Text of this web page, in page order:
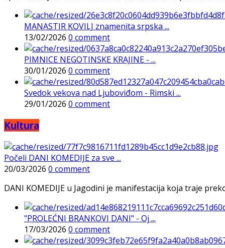
MANASTIR KOVILJ znamenita srpska ...
13/02/2026 0 comment
PIMNICE NEGOTINSKE KRAJINE - ...
30/01/2026 0 comment
Svedok vekova nad Ljuboviđom - Rimski ...
29/01/2026 0 comment
Kultura
Počeli DANI KOMEDIJE za sve ...
20/03/2026 0 comment
DANI KOMEDIJE u Jagodini je manifestacija koja traje
"PROLEĆNI BRANKOVI DANI" - Oj ...
17/03/2026 0 comment